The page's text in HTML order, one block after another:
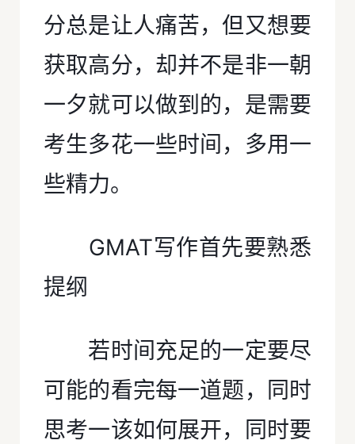
分总是让人痛苦，但又想要
获取高分，却并不是非一朝
一夕就可以做到的，是需要
考生多花一些时间，多用一
些精力。
GMAT写作首先要熟悉
提纲
若时间充足的一定要尽
可能的看完每一道题，同时
思考一该如何展开，同时要